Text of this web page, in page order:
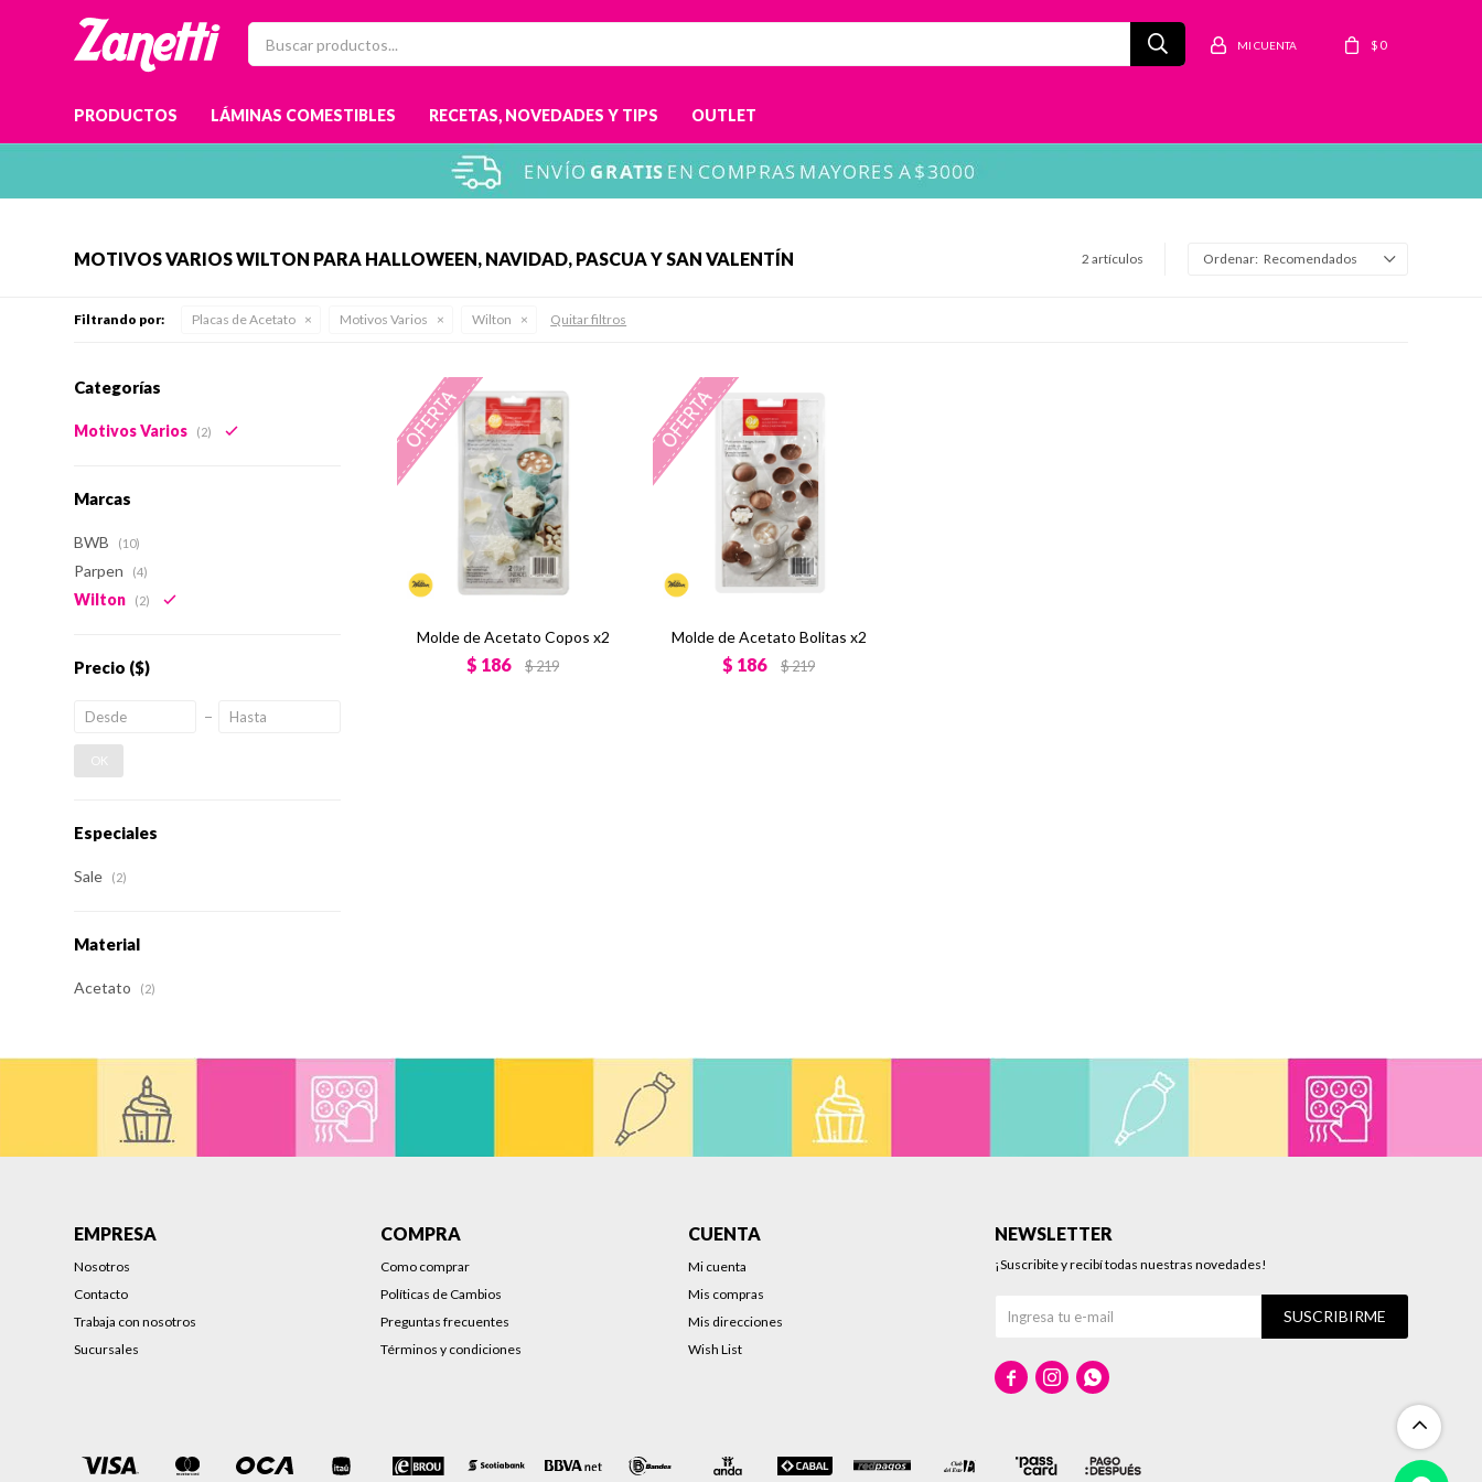
PRODUCTOS LÁMINAS COMESTIBLES RECETAS, NOVEDADES Y TIPS OUTLET
$ 0
MOTIVOS VARIOS WILTON PARA HALLOWEEN, NAVIDAD, PASCUA Y SAN VALENTÍN 2 artículos Recomendados
Filtrando por: Placas de Acetato Motivos Varios Wilton Quitar filtros
Molde de Acetato Copos x2
$ 186 $219
Molde de Acetato Bolitas x2
$ 186 $219
Categorías
Motivos Varios (2)
Marcas
BWB (10)
Parpen (4)
Wilton (2)
Precio ($)
OK
Especiales
Sale (2)
Material
Acetato (2)
EMPRESA
Nosotros
Contacto
Trabaja con nosotros
Sucursales
COMPRA
Como comprar
Políticas de Cambios
Preguntas frecuentes
Términos y condiciones
CUENTA
Mi cuenta
Mis compras
Mis direcciones
Wish List
NEWSLETTER
¡Suscribite y recibí todas nuestras novedades!
SUSCRIBIRME
  